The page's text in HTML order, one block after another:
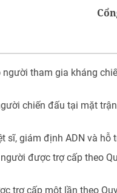
tham gia kháng
chiến đấu tại mặt
sĩ, giám định ADN và hỗ
được trợ cấp theo
trợ cấp một lần theo